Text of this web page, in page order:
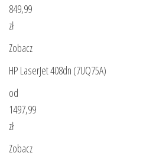
849,99
zł
Zobacz
HP LaserJet 408dn (7UQ75A)
od
1497,99
zł
Zobacz